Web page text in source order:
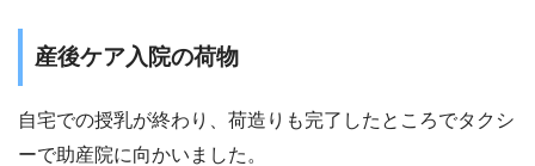
産後ケア入院の荷物
自宅での授乳が終わり、荷造りも完了したところでタクシ
ーで助産院に向かいました。